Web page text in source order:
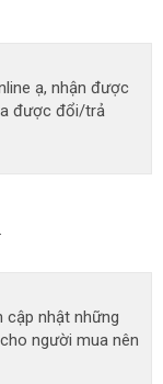
ạ, nhận được
được đổi/trả
cập nhật những
người mua nên